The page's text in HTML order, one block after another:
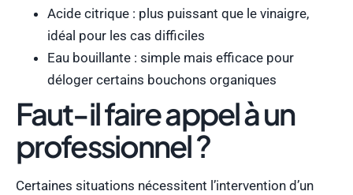
Acide citrique : plus puissant que le vinaigre,
idéal pour les cas difficiles
Eau bouillante : simple mais efficace pour
déloger certains bouchons organiques
Faut-il faire appel à un
professionnel ?
Certaines situations nécessitent l’intervention d’un